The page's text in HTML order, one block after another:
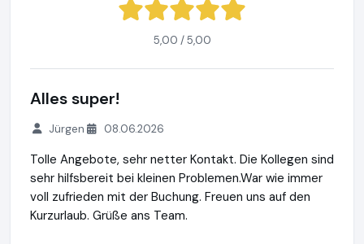
5,00 / 5,00
Alles super!
Jürgen 08.06.2026
Tolle Angebote, sehr netter Kontakt. Die Kollegen sind
sehr hilfsbereit bei kleinen Problemen.War wie immer
voll zufrieden mit der Buchung. Freuen uns auf den
Kurzurlaub. Grüße ans Team.